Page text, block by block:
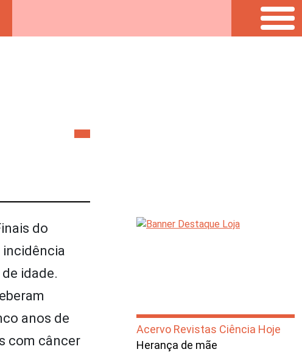
do
incidência
idade.
anos de
com câncer
Acervo Revistas Ciência Hoje
Herança de mãe